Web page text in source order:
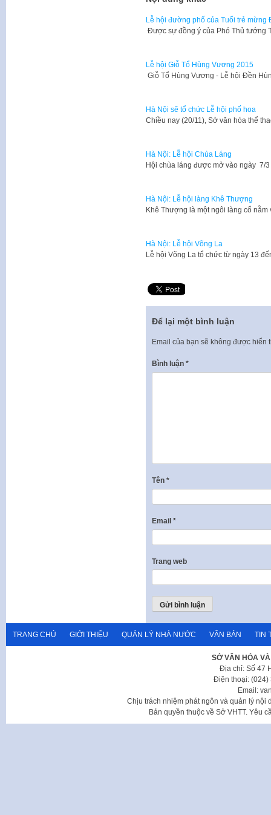
Lễ hội đường phố của Tuổi trẻ mừng
Được sự đồng ý của Phó Thủ
Lễ hội Giỗ Tổ Hùng Vương 2015
Giỗ Tổ Hùng Vương - Lễ hội Đền
Hà Nội sẽ tổ chức Lễ hội phố hoa
​Chiều nay (20/11), Sở văn hóa thể
Hà Nội: Lễ hội Chùa Láng
​Hội chùa láng được mở vào ngày 7/
Hà Nội: Lễ hội làng Khê Thượng
​Khê Thượng là một ngôi làng cổ
Hà Nội: Lễ hội Võng La
​Lễ hội Võng La tổ chức từ ngày 13
Để lại một bình luận
Email của bạn sẽ không được hiển
Bình luận *
Tên *
Email *
Trang web
TRANG CHỦ GIỚI THIỆU QUẢN LÝ NHÀ NƯỚC VĂN BẢN TIN
SỞ VĂN HÓA
Địa chỉ: Số 47
Điện thoại: (024)
Email:
Chịu trách nhiệm phát ngôn và quản lý nội
Bản quyền thuộc về Sở VHTT. Yêu